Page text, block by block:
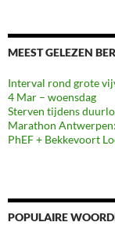
MEEST GELEZEN
Interval rond grote
4 Mar – woensdag
Sterven tijdens
Marathon
PhEF + Bekkevoort
POPULAIRE